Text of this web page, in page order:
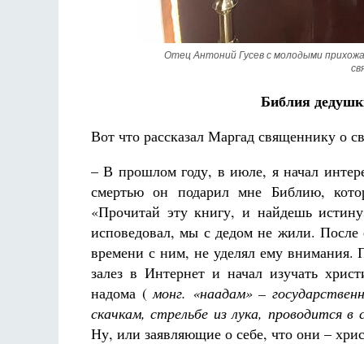
Отец Антоний Гусев с молодыми
Библия
Вот что рассказал Маргад священнику о
– В прошлом году, в июле, я начал
смертью он подарил мне Библию,
«Прочитай эту книгу, и найдешь
исповедовал, мы с дедом не жили. После
времени с ним, не уделял ему внимания.
залез в Интернет и начал изучать
надома (монг. «наадам» –
скачкам, стрельбе из лука, проводится в
Ну, или заявляющие о себе, что они –